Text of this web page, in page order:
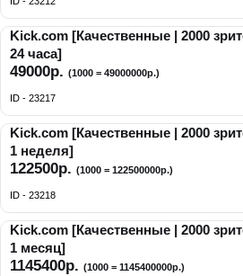
Kick.com [Качественные | 2000
24 часа]
49000р. (1000 = 49000000р.)
ID - 23217
Kick.com [Качественные | 2000
1 неделя]
122500р. (1000 = 122500000р.)
ID - 23218
Kick.com [Качественные | 2000
1 месяц]
1145400р. (1000 = 1145400000р.)